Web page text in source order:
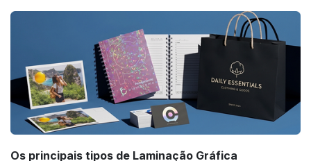
Os principais tipos de Laminação Gráfica